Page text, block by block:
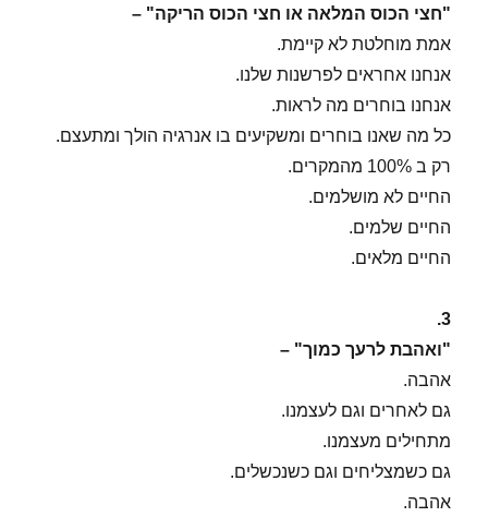
"חצי הכוס המלאה או חצי הכוס הריקה" –
אמת מוחלטת לא קיימת.
אנחנו אחראים לפרשנות שלנו.
אנחנו בוחרים מה לראות.
כל מה שאנו בוחרים ומשקיעים בו אנרגיה הולך ומתעצם.
רק ב 100% מהמקרים.
החיים לא מושלמים.
החיים שלמים.
החיים מלאים.
3.
"ואהבת לרעך כמוך" –
אהבה.
גם לאחרים וגם לעצמנו.
מתחילים מעצמנו.
גם כשמצליחים וגם כשנכשלים.
אהבה.